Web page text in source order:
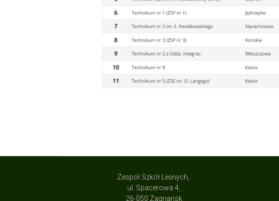
Zespół Szkół Leśnych,
ul. Spacerowa 4,
26-050 Zagnańsk